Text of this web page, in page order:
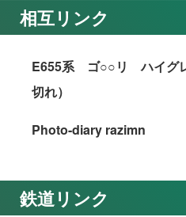
相互リンク
E655系 ゴ○○リ ハイグ
切れ）
Photo-diary razimn
鉄道リンク